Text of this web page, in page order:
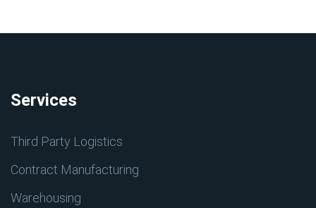
Services
Third Party Logistics
Contract Manufacturing
Warehousing